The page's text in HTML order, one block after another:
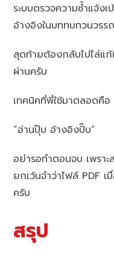
ระบบตรวจความซ้ำแจ้ง
อ้างอิงในบททบทวนวร
สุดท้ายต้องกลับไปไล่แก้
ผ่านครับ
เทคนิคที่พี่ใช้มาตลอดคือ
“อ่านปุ๊บ อ้างอิงปั๊บ”
อย่ารอทำตอนจบ เพรา
ยกเว้นจำว่าไฟล์ PDF
ครับ
สรุป